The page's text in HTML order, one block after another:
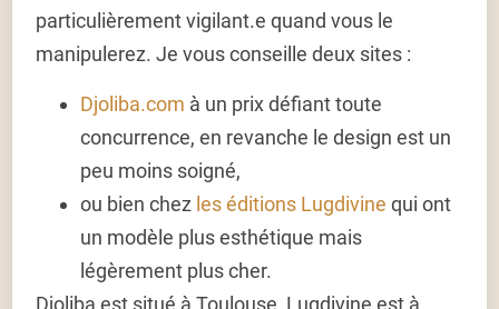
particulièrement vigilant.e quand vous le
manipulerez. Je vous conseille deux sites :
Djoliba.com à un prix défiant toute
concurrence, en revanche le design est un
peu moins soigné,
ou bien chez les éditions Lugdivine qui ont
un modèle plus esthétique mais
légèrement plus cher.
Djoliba est situé à Toulouse, Lugdivine est à